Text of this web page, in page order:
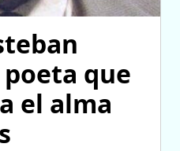
que
el alma